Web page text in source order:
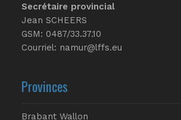
Secrétaire provincial
Jean SCHEERS
GSM: 0487/33.37.10
Courriel: namur@lffs.eu
Provinces
Brabant Wallon